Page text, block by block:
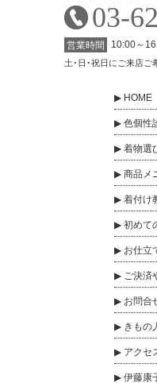
03-
営業時間 10:00～
土･日･祝日にご来店ご
HOME
色個性
着物選
商品メ
着付け
初めて
お仕立
ご決済
お問合
きもの
アクセ
伊藤康